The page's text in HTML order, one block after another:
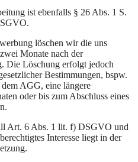
ist ebenfalls § 26 Abs. 1 S.
löschen wir die uns
Monate nach der
Die Löschung erfolgt jedoch
Bestimmungen, bspw.
AGG, eine längere
oder bis zum Abschluss eines
Art. 6 Abs. 1 lit. f) DSGVO und
Interesse liegt in der